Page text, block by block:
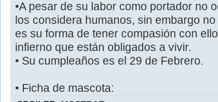
•A pesar de su labor como portador no
los considera humanos, sin embargo
es su forma de tener compasión con
infierno que están obligados a vivir.
• Su cumpleaños es el 29 de Febrero.
• Ficha de mascota: